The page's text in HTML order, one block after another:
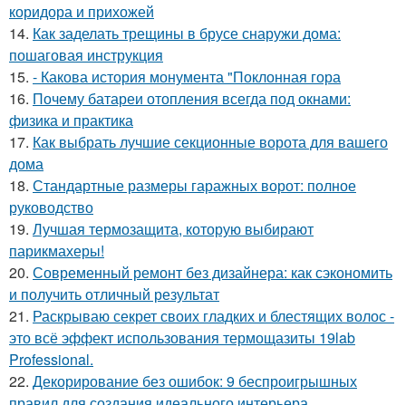
коридора и прихожей
14. Как заделать трещины в брусе снаружи дома:
пошаговая инструкция
15. - Какова история монумента "Поклонная гора
16. Почему батареи отопления всегда под окнами:
физика и практика
17. Как выбрать лучшие секционные ворота для вашего
дома
18. Стандартные размеры гаражных ворот: полное
руководство
19. Лучшая термозащита, которую выбирают
парикмахеры!
20. Современный ремонт без дизайнера: как сэкономить
и получить отличный результат
21. Раскрываю секрет своих гладких и блестящих волос -
это всё эффект использования термощазиты 19lab
Professional.
22. Декорирование без ошибок: 9 беспроигрышных